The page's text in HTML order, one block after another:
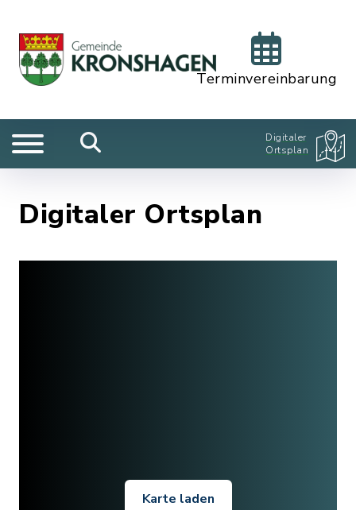
Terminvereinbarung
Digitaler
Ortsplan
Digitaler Ortsplan
Karte laden